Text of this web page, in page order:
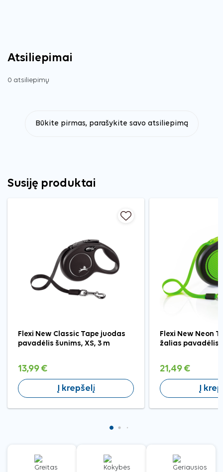
Atsiliepimai
0 atsiliepimų
Būkite pirmas, parašykite savo atsiliepimą
Susiję produktai
Flexi New Classic Tape juodas
pavadėlis šunims, XS, 3 m
13,99 €
Į krepšelį
Flexi New Neon
žalias pavadėlis
21,49 €
Į